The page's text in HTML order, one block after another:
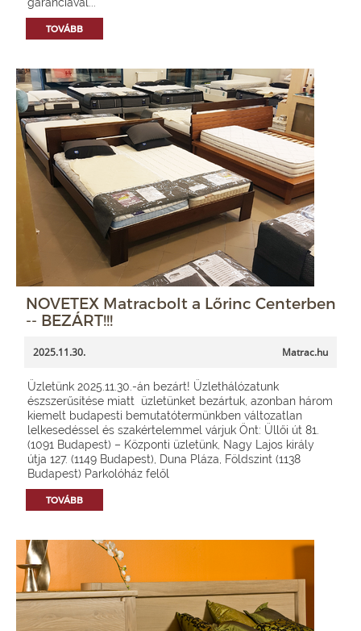
TOVÁBB
NOVETEX Matracbolt a Lőrinc Centerben
-- BEZÁRT!!!
2025.11.30. Matrac.hu
Üzletünk 2025.11.30.-án bezárt! Üzlethálózatunk
észszerűsítése miatt üzletünket bezártuk, azonban három
kiemelt budapesti bemutatótermünkben változatlan
lelkesedéssel és szakértelemmel várjuk Önt: Üllői út 81.
(1091 Budapest) – Központi üzletünk, Nagy Lajos király
útja 127. (1149 Budapest), Duna Pláza, Földszint (1138
Budapest) Parkolóház felől
TOVÁBB